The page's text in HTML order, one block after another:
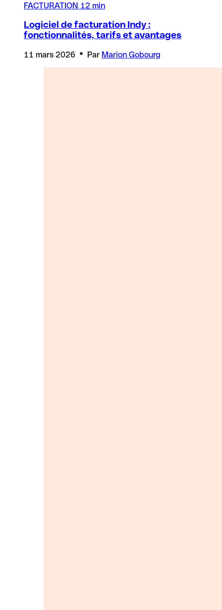
FACTURATION 12 min
Logiciel de facturation Indy :
fonctionnalités, tarifs et avantages
11 mars 2026 Par Marion Gobourg